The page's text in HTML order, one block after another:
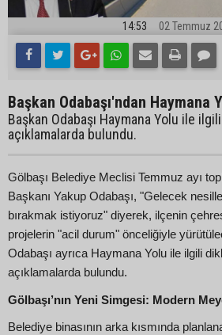
14:53 02 Temmuz
Başkan Odabaşı'ndan Haymana
Başkan Odabaşı Haymana Yolu ile
açıklamalarda bulundu.
Gölbaşı Belediye Meclisi Temmuz ayı
Başkanı Yakup Odabaşı, "Gelecek
bırakmak istiyoruz" diyerek, ilçenin
projelerin "acil durum" önceliğiyle
Odabaşı ayrıca Haymana Yolu ile ilgili
açıklamalarda bulundu.
Gölbaşı’nın Yeni Simgesi: Modern
Belediye binasının arka kısmında